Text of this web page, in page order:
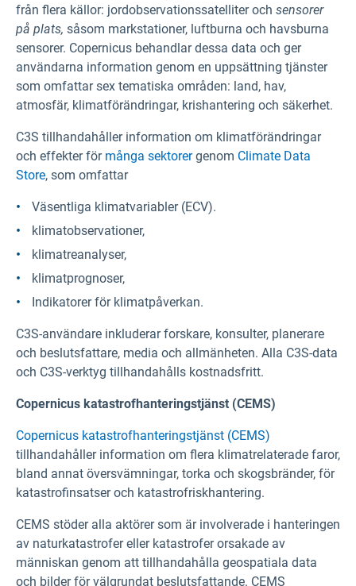
från flera källor: jordobservationssatelliter och sensorer
på plats, såsom markstationer, luftburna och havsburna
sensorer. Copernicus behandlar dessa data och ger
användarna information genom en uppsättning tjänster
som omfattar sex tematiska områden: land, hav,
atmosfär, klimatförändringar, krishantering och säkerhet.
C3S tillhandahåller information om klimatförändringar
och effekter för många sektorergenom Climate Data
Store, som omfattar
Väsentliga klimatvariabler (ECV).
klimatobservationer,
klimatreanalyser,
klimatprognoser,
Indikatorer för klimatpåverkan.
C3S-användare inkluderar forskare, konsulter, planerare
och beslutsfattare, media och allmänheten. Alla C3S-data
och C3S-verktyg tillhandahålls kostnadsfritt.
Copernicus katastrofhanteringstjänst (CEMS)
Copernicus katastrofhanteringstjänst (CEMS)
tillhandahåller information om flera klimatrelaterade faror,
bland annat översvämningar, torka och skogsbränder, för
katastrofinsatser och katastrofriskhantering.
CEMS stöder alla aktörer som är involverade i hanteringen
av naturkatastrofer eller katastrofer orsakade av
människan genom att tillhandahålla geospatiala data
och bilder för välgrundat beslutsfattande. CEMS